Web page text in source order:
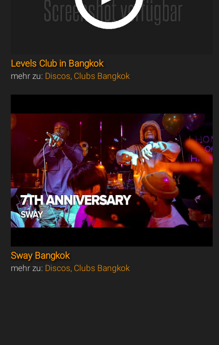
Levels Club in Bangkok
mehr zu: Discos, Clubs Bangkok
Sway Bangkok
mehr zu: Discos, Clubs Bangkok